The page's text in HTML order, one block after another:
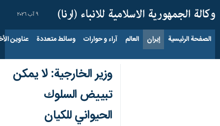
٩ آب ٢٠٢٦
الصفحة الرئيسية إيران العالم آراء و حوارات وسائط متعددة عناوين
وزير الخارجية: لا يمكن
تبييض السلوك
الحيواني للكيان